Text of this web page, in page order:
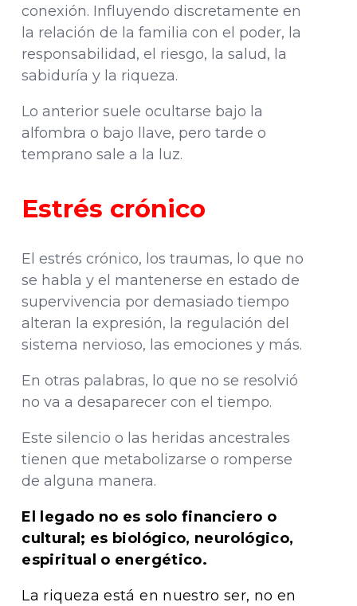
conexión. Influyendo discretamente en
la relación de la familia con el poder, la
responsabilidad, el riesgo, la salud, la
sabiduría y la riqueza.
Lo anterior suele ocultarse bajo la
alfombra o bajo llave, pero tarde o
temprano sale a la luz.
Estrés crónico
El estrés crónico, los traumas, lo que no
se habla y el mantenerse en estado de
supervivencia por demasiado tiempo
alteran la expresión, la regulación del
sistema nervioso, las emociones y más.
En otras palabras, lo que no se resolvió
no va a desaparecer con el tiempo.
Este silencio o las heridas ancestrales
tienen que metabolizarse o romperse
de alguna manera.
El legado no es solo financiero o
cultural; es biológico, neurológico,
espiritual o energético.
La riqueza está en nuestro ser, no en